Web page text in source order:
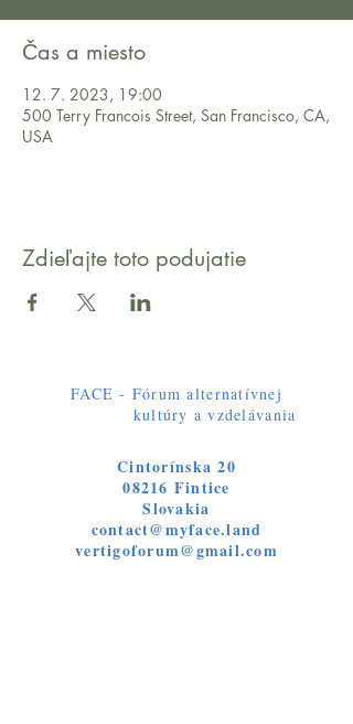
Čas a miesto
12. 7. 2023, 19:00
500 Terry Francois Street, San Francisco, CA,
USA
Zdieľajte toto podujatie
FACE - Fórum alternatívnej
kultúry a vzdelávania
Cintorínska 20
08216 Fintice
Slovakia
contact@myface.land
vertigoforum@gmail.com